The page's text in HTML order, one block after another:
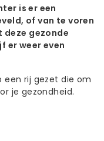
is er een
of van te voren
deze gezonde
er weer even
een rij gezet die om
je gezondheid.